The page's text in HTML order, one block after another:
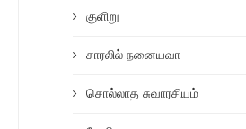
குளிறு
சாரலில் நனையவா
சொல்லாத சுவாரசியம்